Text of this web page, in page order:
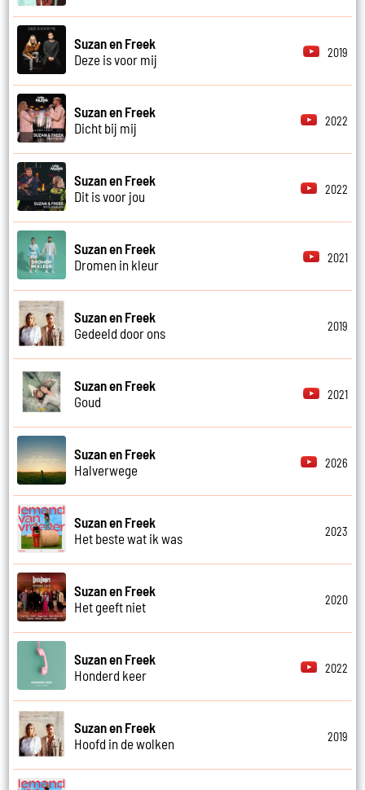
Suzan en Freek
Deze is voor mij
2019
Suzan en Freek
Dicht bij mij
2022
Suzan en Freek
Dit is voor jou
2022
Suzan en Freek
Dromen in kleur
2021
Suzan en Freek
Gedeeld door ons
2019
Suzan en Freek
Goud
2021
Suzan en Freek
Halverwege
2026
Suzan en Freek
Het beste wat ik was
2023
Suzan en Freek
Het geeft niet
2020
Suzan en Freek
Honderd keer
2022
Suzan en Freek
Hoofd in de wolken
2019